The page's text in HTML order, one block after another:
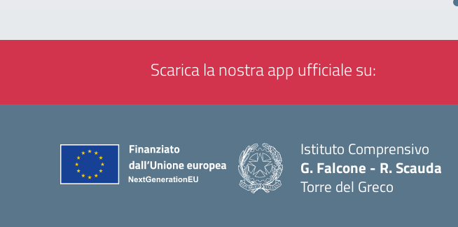
Scarica la nostra app ufficiale su:
Istituto Comprensivo
G. Falcone - R. Scauda
Torre del Greco